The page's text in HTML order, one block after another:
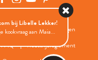
Group
Cookies instellingen
FAQ
Wedstrijdreglement
bij Libelle Lekker!
kookvraag aan Maia...